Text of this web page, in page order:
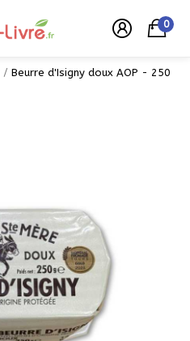
0
Beurre d'Isigny doux AOP - 250